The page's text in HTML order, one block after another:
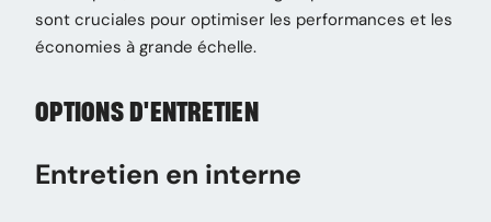
sont cruciales pour optimiser les performances et les
économies à grande échelle.
OPTIONS D'ENTRETIEN
Entretien en interne